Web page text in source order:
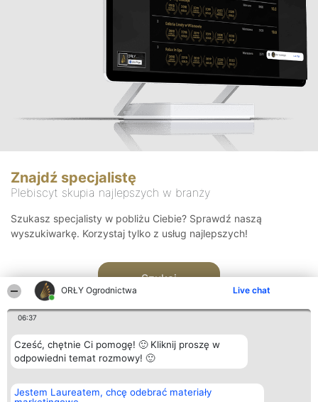
ORŁY Ogrodnictwa Live chat
06:37
Cześć, chętnie Ci pomogę! 🙂 Kliknij proszę w
odpowiedni temat rozmowy! 🙂
Jestem Laureatem, chcę odebrać materiały
Znajdź specjalistę
Plebiscyt skupia najlepszych w branży
Szukasz specjalisty w pobliżu Ciebie? Sprawdź naszą
wyszukiwarkę. Korzystaj tylko z usług najlepszych!
Szukaj
Organizator plebiscytu
Bright Side Solutions sp. z o.
Plebiscyt
Laureaci
Kontakt
Kontakt